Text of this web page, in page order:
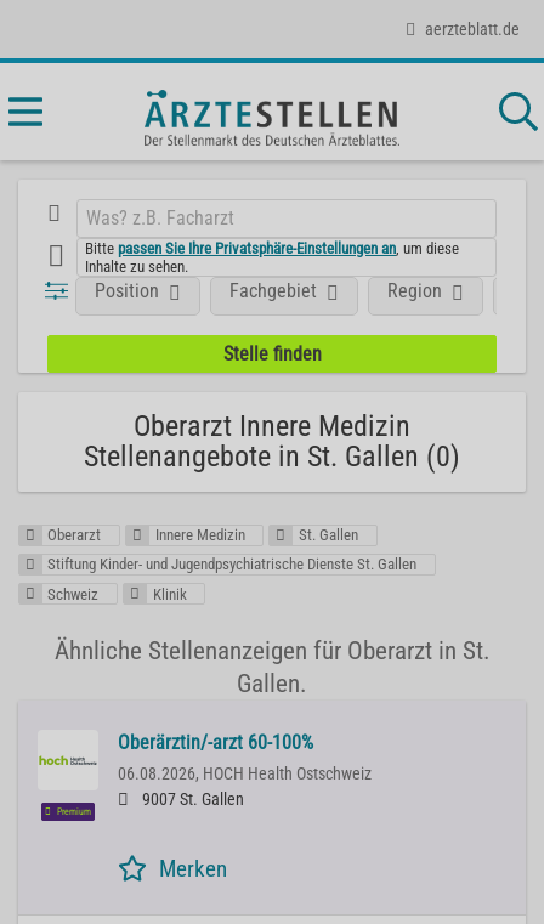
aerzteblatt.de
Bittepassen Sie Ihre Privatsphäre-Einstellungen an , um diese
Inhalte zu sehen.
Position Fachgebiet Region
Oberarzt Innere Medizin
Stellenangebote in St. Gallen (0)
Oberarzt Innere Medizin
St. Gallen
Stiftung Kinder- und Jugendpsychiatrische Dienste St. Gallen
Schweiz
Klinik
Ähnliche Stellenanzeigen für Oberarzt in St.
Gallen.
Premium
Oberärztin/-arzt 60-100%
06.08.2026, HOCH Health Ostschweiz
9007 St. Gallen
Merken